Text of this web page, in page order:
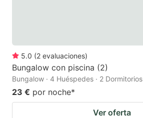
5.0 (2 evaluaciones)
Bungalow con piscina (2)
Bungalow · 4 Huéspedes · 2 Dormitorios
23 € por noche*
Ver oferta